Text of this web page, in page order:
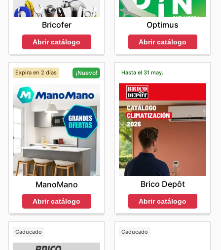
Bricofer
Abrir catálogo
Optimus
Abrir catálogo
Expira en 2 días ¡Nuevo!
ManoMano
Abrir catálogo
Hasta el 31 may.
Brico Depôt
Abrir catálogo
Caducado Caducado